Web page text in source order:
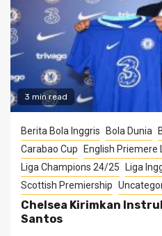
3 min read
Berita Bola Inggris Bola Dunia
Carabao Cup
English Priemere
Liga Champions 24/25
Liga
Scottish Premiership
Chelsea Kirimkan
Santos